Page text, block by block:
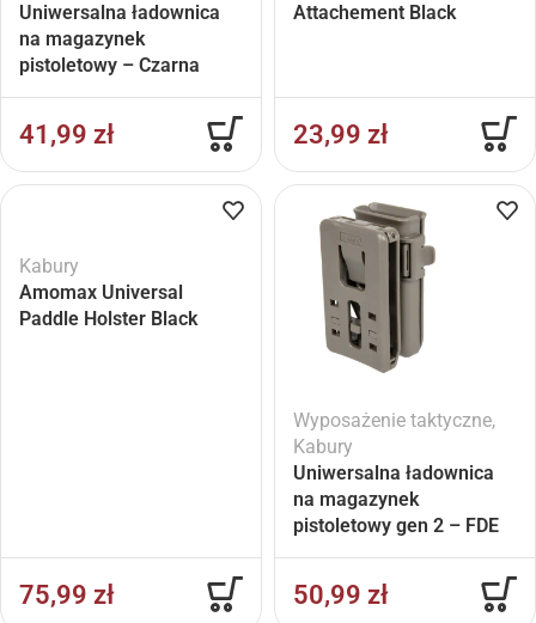
Uniwersalna ładownica
na magazynek
pistoletowy – Czarna
41,99 zł
Attachement Black
23,99 zł
Kabury
Amomax Universal
Paddle Holster Black
75,99 zł
Wyposażenie taktyczne,
Kabury
Uniwersalna ładownica
na magazynek
pistoletowy gen 2 – FDE
50,99 zł